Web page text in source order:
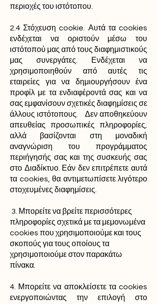
περιοχές του ιστότοπου.
2.4 Στόχευση cookie. Αυτά τα cookies
ενδέχεται να οριστούν μέσω του
ιστότοπού μας από τους διαφημιστικούς
μας συνεργάτες. Ενδέχεται να
χρησιμοποιηθούν από αυτές τις
εταιρείες για να δημιουργήσουν ένα
προφίλ με τα ενδιαφέροντά σας και να
σας εμφανίσουν σχετικές διαφημίσεις σε
άλλους ιστότοπους. Δεν αποθηκεύουν
απευθείας προσωπικές πληροφορίες,
αλλά βασίζονται στη μοναδική
αναγνώριση του προγράμματος
περιήγησής σας και της συσκευής σας
στο Διαδίκτυο. Εάν δεν επιτρέπετε αυτά
τα cookies, θα αντιμετωπίσετε λιγότερο
στοχευμένες διαφημίσεις.
3. Μπορείτε να βρείτε περισσότερες
πληροφορίες σχετικά με τα μεμονωμένα
cookies που χρησιμοποιούμε και τους
σκοπούς για τους οποίους τα
χρησιμοποιούμε στον παρακάτω
πίνακα.
4. Μπορείτε να αποκλείσετε τα cookies
ενεργοποιώντας την επιλογή στο